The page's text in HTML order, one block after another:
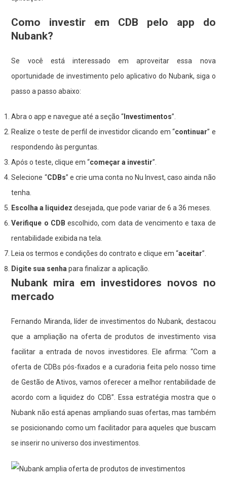
Como investir em CDB pelo app do
Nubank?
Se você está interessado em aproveitar essa nova
oportunidade de investimento pelo aplicativo do Nubank, siga o
passo a passo abaixo:
Abra o app e navegue até a seção “Investimentos”.
Realize o teste de perfil de investidor clicando em “continuar” e
respondendo às perguntas.
Após o teste, clique em “começar a investir”.
Selecione “CDBs” e crie uma conta no Nu Invest, caso ainda não
tenha.
Escolha a liquidez desejada, que pode variar de 6 a 36 meses.
Verifique o CDB escolhido, com data de vencimento e taxa de
rentabilidade exibida na tela.
Leia os termos e condições do contrato e clique em “aceitar”.
Digite sua senha para finalizar a aplicação.
Nubank mira em investidores novos no
mercado
Fernando Miranda, líder de investimentos do Nubank, destacou
que a ampliação na oferta de produtos de investimento visa
facilitar a entrada de novos investidores. Ele afirma: “Com a
oferta de CDBs pós-fixados e a curadoria feita pelo nosso time
de Gestão de Ativos, vamos oferecer a melhor rentabilidade de
acordo com a liquidez do CDB”. Essa estratégia mostra que o
Nubank não está apenas ampliando suas ofertas, mas também
se posicionando como um facilitador para aqueles que buscam
se inserir no universo dos investimentos.